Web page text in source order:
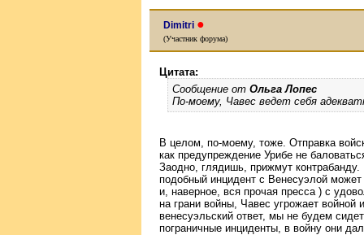
Dimitri ●
(Участник форума)
Цитата:
Сообщение от Ольга Лопес
По-моему, Чавес ведет себя
В целом, по-моему, тоже. Отправка
как предупреждение Урибе не
Заодно, глядишь, прижмут
подобный инцидент с Венесуэлой
и, наверное, вся прочая пресса ) с
на грани войны, Чавес угрожает войной
венесуэльский ответ, мы не будем
пограничные инциденты, в войну они